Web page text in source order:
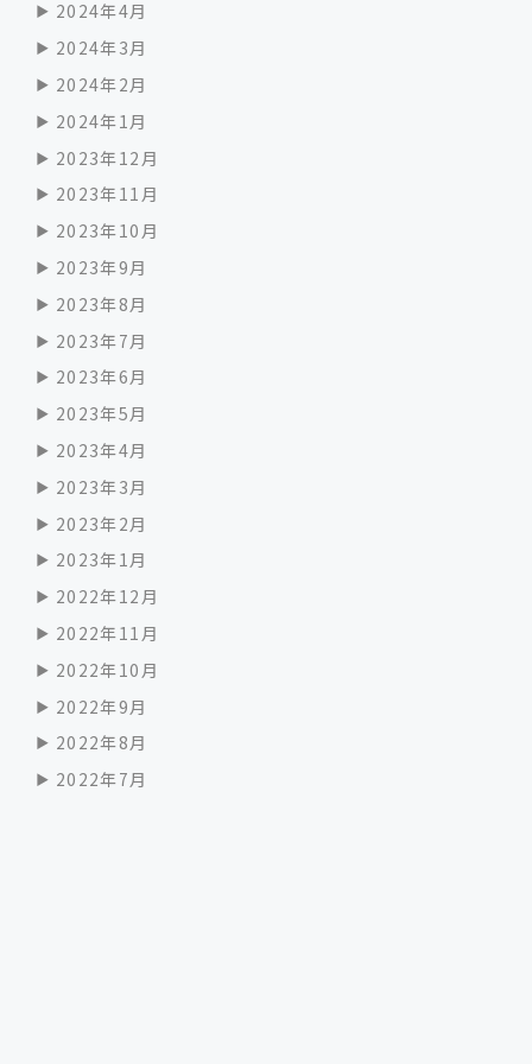
2024年4月
2024年3月
2024年2月
2024年1月
2023年12月
2023年11月
2023年10月
2023年9月
2023年8月
2023年7月
2023年6月
2023年5月
2023年4月
2023年3月
2023年2月
2023年1月
2022年12月
2022年11月
2022年10月
2022年9月
2022年8月
2022年7月